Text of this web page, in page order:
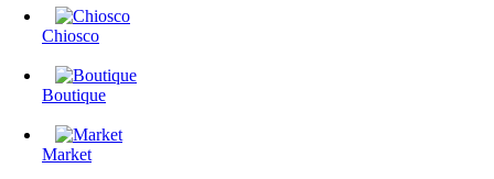
Chiosco
Boutique
Market